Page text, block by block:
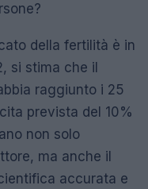
della fertilità è in
si stima che il
raggiunto i 25
prevista del 10%
non solo
ma anche il
accurata e